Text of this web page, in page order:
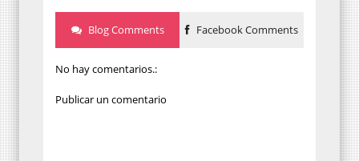
Blog Comments Facebook Comments
No hay comentarios.:
Publicar un comentario